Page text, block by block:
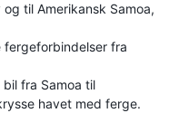
til Amerikansk Samoa,
fergeforbindelser fra
fra Samoa til
havet med ferge.